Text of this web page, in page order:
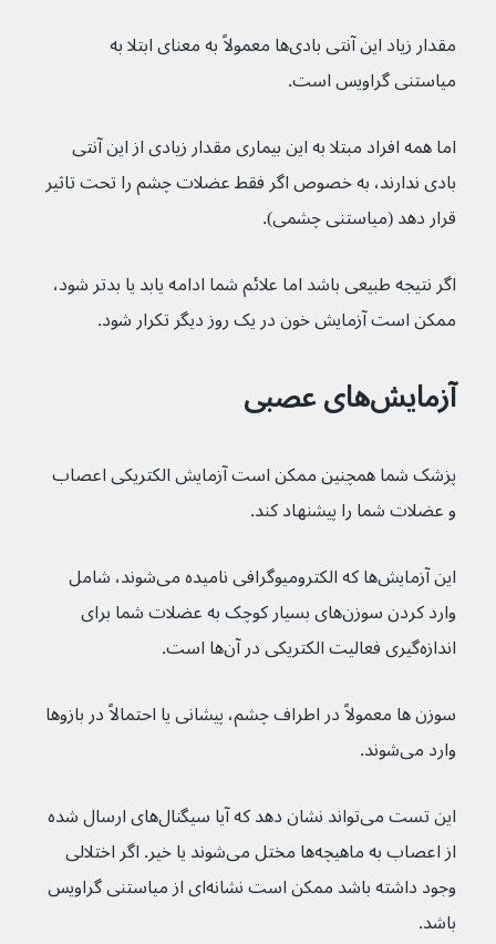
مقدار زیاد این آنتی بادی‌ها معمولاً به معنای ابتلا به
میاستنی گراویس است.
اما همه افراد مبتلا به این بیماری مقدار زیادی از این آنتی
بادی ندارند، به خصوص اگر فقط عضلات چشم را تحت تاثیر
قرار دهد (میاستنی چشمی).
اگر نتیجه طبیعی باشد اما علائم شما ادامه یابد یا بدتر شود،
ممکن است آزمایش خون در یک روز دیگر تکرار شود.
آزمایش‌های عصبی
پزشک شما همچنین ممکن است آزمایش الکتریکی اعصاب
و عضلات شما را پیشنهاد کند.
این آزمایش‌ها که الکترومیوگرافی نامیده می‌شوند، شامل
وارد کردن سوزن‌های بسیار کوچک به عضلات شما برای
اندازه‌گیری فعالیت الکتریکی در آن‌ها است.
سوزن ها معمولاً در اطراف چشم، پیشانی یا احتمالاً در بازوها
وارد می‌شوند.
این تست‌ می‌تواند نشان دهد که آیا سیگنال‌های ارسال شده
از اعصاب به ماهیچه‌ها مختل می‌شوند یا خیر. اگر اختلالی
وجود داشته باشد ممکن است نشانه‌ای از میاستنی گراویس
باشد.